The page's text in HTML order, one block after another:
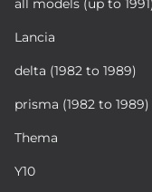
all models (up to
Lancia
delta (1982 to 1989)
prisma (1982 to 1989)
Thema
Y10